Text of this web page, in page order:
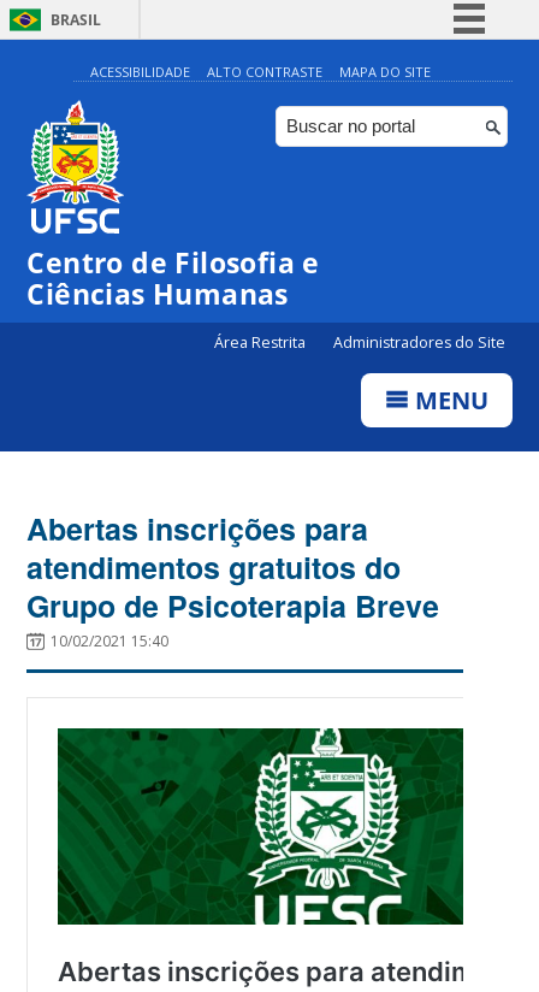
BRASIL
Simplifique!
Comunica BR
Participe
ACESSIBILIDADE ALTO CONTRASTE MAPA DO SITE
Centro de Filosofia e
Ciências Humanas
Área Restrita Administradores do Site
MENU
Abertas inscrições para
atendimentos gratuitos do
Grupo de Psicoterapia Breve
10/02/2021 15:40